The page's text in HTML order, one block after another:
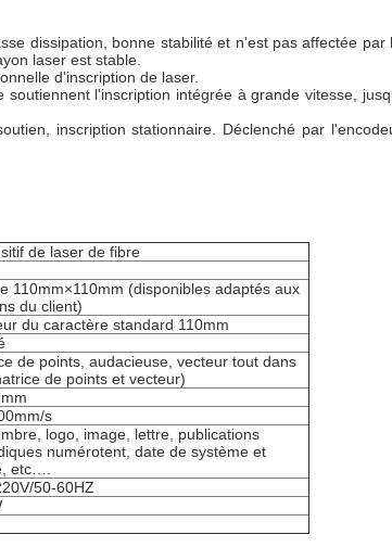
dissipation, bonne stabilité et n'est pas affectée par
laser est stable.
d'inscription de laser.
l'inscription intégrée à grande vitesse,
inscription stationnaire. Déclenché par
de laser de fibre
110mm×110mm (disponibles adaptés aux
du client)
du caractère standard 110mm
de points, audacieuse, vecteur tout dans
de points et vecteur)
s
logo, image, lettre, publications
numérotent, date de système et
etc….
50-60HZ